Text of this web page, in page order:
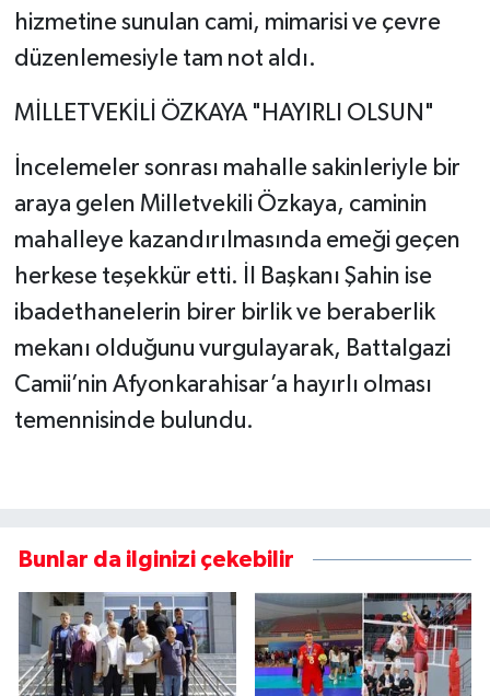
hizmetine sunulan cami, mimarisi ve çevre
düzenlemesiyle tam not aldı.
​MİLLETVEKİLİ ÖZKAYA "HAYIRLI OLSUN"
​İncelemeler sonrası mahalle sakinleriyle bir
araya gelen Milletvekili Özkaya, caminin
mahalleye kazandırılmasında emeği geçen
herkese teşekkür etti. İl Başkanı Şahin ise
ibadethanelerin birer birlik ve beraberlik
mekanı olduğunu vurgulayarak, Battalgazi
Camii’nin Afyonkarahisar’a hayırlı olması
temennisinde bulundu.
Bunlar da ilginizi çekebilir